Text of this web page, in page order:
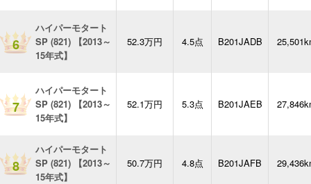
6
ハイパーモタート
SP (821) 【2013～
15年式】
52.3万円 4.5点 B201JADB
7
ハイパーモタート
SP (821) 【2013～
15年式】
52.1万円 5.3点 B201JAEB
8
ハイパーモタート
SP (821) 【2013～
15年式】
50.7万円 4.8点 B201JAFB